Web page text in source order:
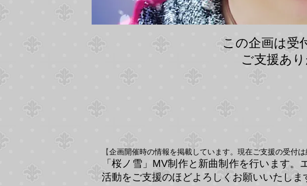
この企画は受
ご支援あ
【企画開催時の情報を掲載しています。現在ご支援の受付は
「桜ノ雪」MV制作と新曲制作を行います。
活動をご支援のほどよろしくお願いいたしま